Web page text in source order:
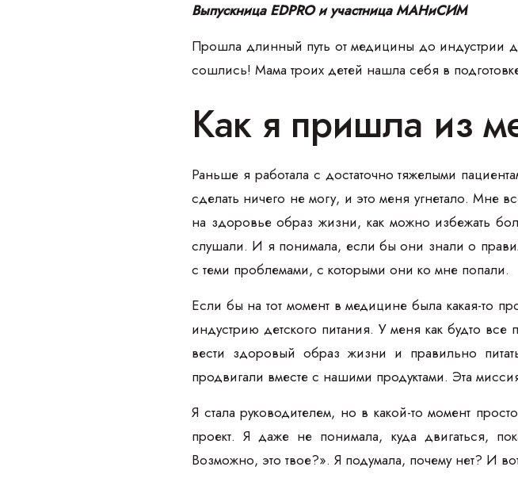
Выпускница EDPRO и участница МАНиСИМ
Прошла длинный путь от медицины до индустрии
сошлись! Мама троих детей нашла себя в
Как я пришла из
Раньше я работала с достаточно тяжелыми
сделать ничего не могу, и это меня угнетало. Мне
на здоровье образ жизни, как можно избежать
слушали. И я понимала, если бы они знали о
с теми проблемами, с которыми они ко мне попали.
Если бы на тот момент в медицине была какая-то
индустрию детского питания. У меня как будто
вести здоровый образ жизни и правильно
продвигали вместе с нашими продуктами. Эта
Я стала руководителем, но в какой-то момент
проект. Я даже не понимала, куда двигаться,
Возможно, это твое?». Я подумала, почему нет? И